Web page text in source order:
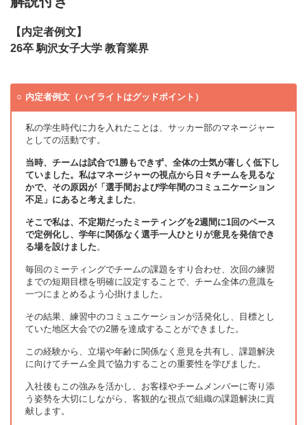
【内定者例文】
26卒 駒沢女子大学 教育業界
内定者例文（ハイライトはグッドポイント）
私の学生時代に力を入れたことは、サッカー部のマネージャー
としての活動です。
当時、チームは試合で1勝もできず、全体の士気が著しく低下し
ていました。私はマネージャーの視点から日々チームを見るな
かで、その原因が「選手間および学年間のコミュニケーション
不足」にあると考えました 。
そこで私は、不定期だったミーティングを2週間に1回のペース
で定例化し、学年に関係なく選手一人ひとりが意見を発信でき
る場を設けました 。
毎回のミーティングでチームの課題をすり合わせ、次回の練習
までの短期目標を明確に設定することで、チーム全体の意識を
一つにまとめるよう心掛けました。
その結果、練習中のコミュニケーションが活発化し、目標とし
ていた地区大会での2勝を達成することができました。
この経験から、立場や年齢に関係なく意見を共有し、課題解決
に向けてチーム全員で協力することの重要性を学びました。
入社後もこの強みを活かし、お客様やチームメンバーに寄り添
う姿勢を大切にしながら、客観的な視点で組織の課題解決に貢
献します。